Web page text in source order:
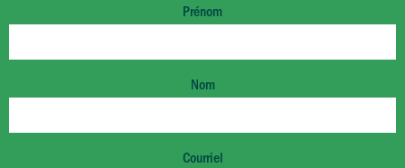
Prénom
Nom
Courriel